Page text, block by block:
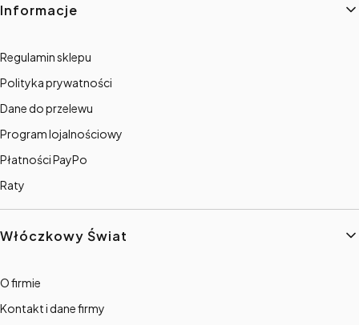
Informacje
Regulamin sklepu
Polityka prywatności
Dane do przelewu
Program lojalnościowy
Płatności PayPo
Raty
Włóczkowy Świat
O firmie
Kontakt i dane firmy